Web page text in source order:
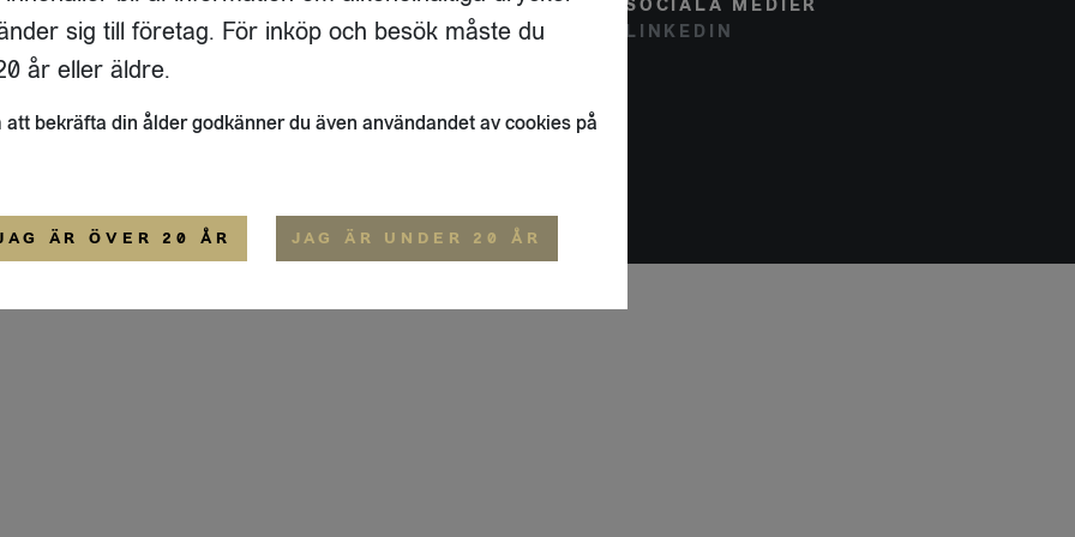
17 A
STOCKHOLM
FLAIVY
OM OSS
SOCIALA MEDIER
LINKEDIN
ALLMÄNNA VILLKOR
sig till företag. För inköp och besök måste du
år eller äldre.
att bekräfta din ålder godkänner du även användandet av cookies på
ÄR ÖVER 20 ÅR JAG ÄR UNDER 20 ÅR